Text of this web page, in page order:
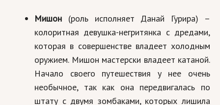
Мишон (роль исполняет Данай Гурира) –
колоритная девушка-негритянка с дредами,
которая в совершенстве владеет холодным
оружием. Мишон мастерски владеет катаной.
Начало своего путешествия у нее очень
необычное, так как она передвигалась по
штату с двумя зомбаками, которых лишила